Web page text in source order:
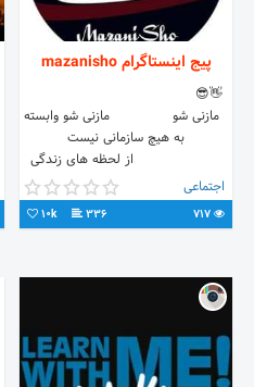
پیج اینستاگرام mazanisho
⠀⠀⠀⠀⠀⠀⠀⠀⠀⠀⠀⠀⠀⠀⠀⠀⠀😎👋
⠀مازنی شو ⠀⠀⠀⠀⠀⠀مازنی شو وابسته
به هیچ سازمانی نیست
⠀⠀⠀⠀⠀⠀⠀⠀⠀از لحظه های زندگی
لذت ببرید 🤗 𝗠𝗔𝗭𝗔𝗡𝗜𝗦𝗛𝗢
اجتماعی
336
10k